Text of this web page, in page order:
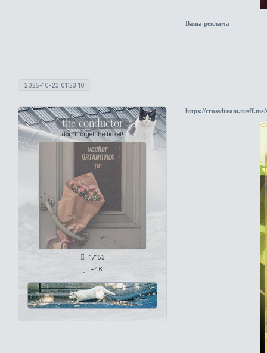
Ваша реклама
2025-10-23 01:23:10
the conductor
don't forget the ticket!
17153
+46
https://